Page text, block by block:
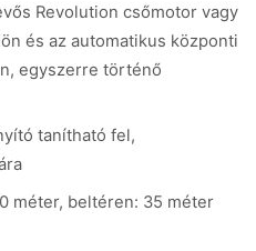
Revolution csőmotor vagy
és az automatikus központi
egyszerre történő
tanítható fel,
méter, beltéren: 35 méter